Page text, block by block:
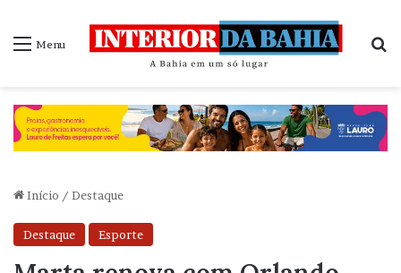
Menu
Início / Destaque
Destaque Esporte